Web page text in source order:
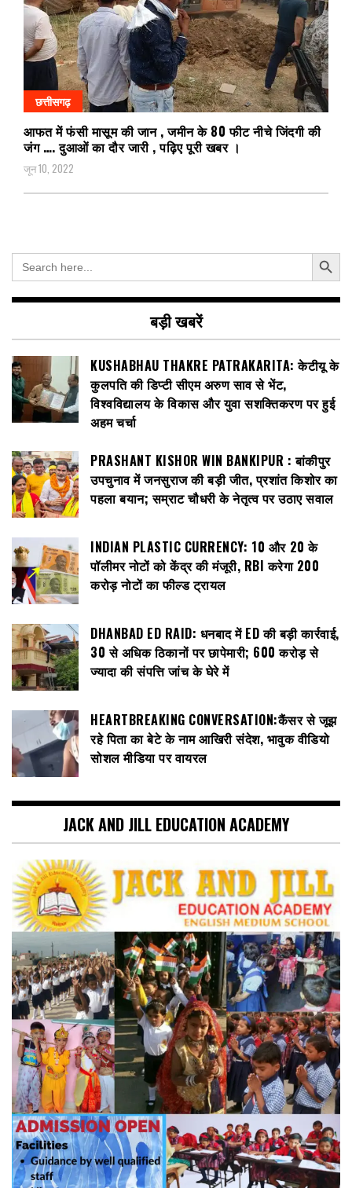
छत्तीसगढ़
आफत में फंसी मासूम की जान , जमीन के 80 फीट नीचे जिंदगी की
जंग …. दुआओं का दौर जारी , पढ़िए पूरी खबर ।
जून 10, 2022
Search
for:
Search Button
बड़ी खबरें
KUSHABHAU THAKRE PATRAKARITA: केटीयू के
कुलपति की डिप्टी सीएम अरुण साव से भेंट,
विश्वविद्यालय के विकास और युवा सशक्तिकरण पर हुई
अहम चर्चा
PRASHANT KISHOR WIN BANKIPUR : बांकीपुर
उपचुनाव में जनसुराज की बड़ी जीत, प्रशांत किशोर का
पहला बयान; सम्राट चौधरी के नेतृत्व पर उठाए सवाल
INDIAN PLASTIC CURRENCY: ₹10 और ₹20 के
पॉलीमर नोटों को केंद्र की मंजूरी, RBI करेगा 200
करोड़ नोटों का फील्ड ट्रायल
DHANBAD ED RAID: धनबाद में ED की बड़ी कार्रवाई,
30 से अधिक ठिकानों पर छापेमारी; 600 करोड़ से
ज्यादा की संपत्ति जांच के घेरे में
HEARTBREAKING CONVERSATION:कैंसर से जूझ
रहे पिता का बेटे के नाम आखिरी संदेश, भावुक वीडियो
सोशल मीडिया पर वायरल
JACK AND JILL EDUCATION ACADEMY